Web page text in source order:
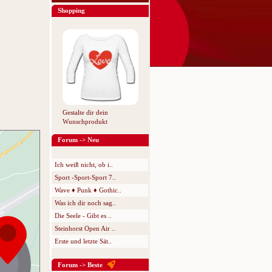
Shopping
Gestalte dir dein
Wunschprodukt
Forum -> Neu
Ich weiß nicht, ob i..
Sport -Sport-Sport 7..
Wave ♦ Punk ♦ Gothic..
Was ich dir noch sag..
Die Seele - Gibt es ..
Steinhorst Open Air ..
Erste und letzte Sät..
Forum -> Beste